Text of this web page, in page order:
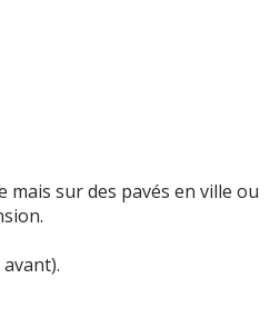
sur des pavés en ville ou